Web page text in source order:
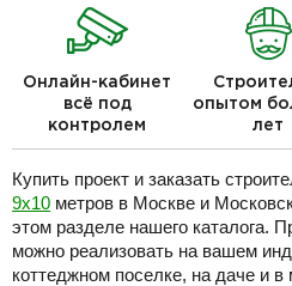
Онлайн-кабинет
всё под
контролем
опытом
лет
Купить проект и заказать
9х10 метров в Москве и
этом разделе нашего каталога.
можно реализовать на вашем
коттеджном поселке, на даче и в